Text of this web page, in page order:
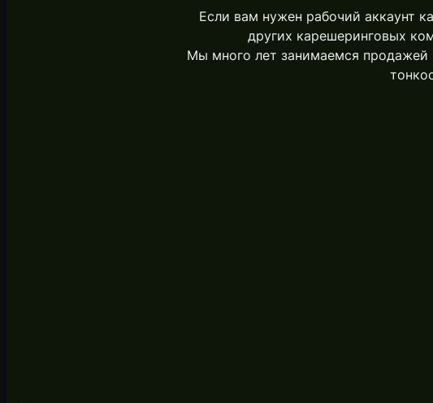
Если вам нужен рабочий аккаунт
других карешеринговых
Мы много лет занимаемся продажей